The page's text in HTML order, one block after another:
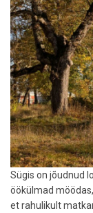
ellu
jääda?
Sügis on jõudnud
öökülmad
et rahulikult